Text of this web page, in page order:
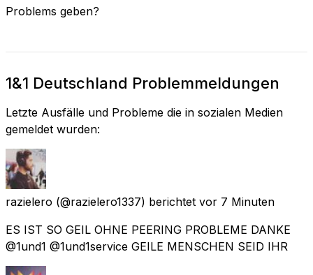
Problems geben?
1&1 Deutschland Problemmeldungen
Letzte Ausfälle und Probleme die in sozialen Medien
gemeldet wurden:
razielero (@razielero1337) berichtet vor 7 Minuten
ES IST SO GEIL OHNE PEERING PROBLEME DANKE
@1und1 @1und1service GEILE MENSCHEN SEID IHR